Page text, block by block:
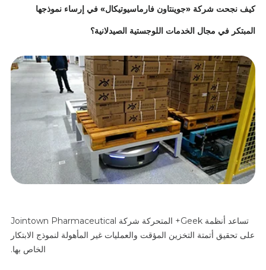
كيف نجحت شركة «جوينتاون فارماسيوتيكال» في إرساء نموذجها
المبتكر في مجال الخدمات اللوجستية الصيدلانية؟
تساعد أنظمة Geek+ المتحركة شركة Jointown Pharmaceutical
على تحقيق أتمتة التخزين المؤقت والعمليات غير المأهولة لنموذج الابتكار
الخاص بها.